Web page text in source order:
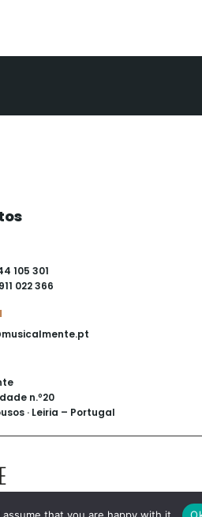
105 301
022 366
n.º20
· Leiria – Portugal